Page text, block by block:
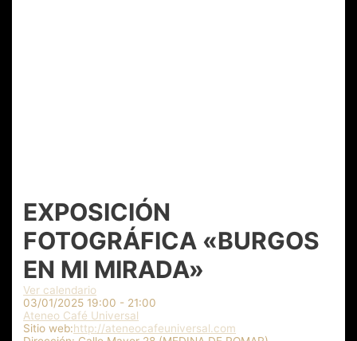
EXPOSICIÓN
FOTOGRÁFICA «BURGOS
EN MI MIRADA»
Ver calendario
03/01/2025 19:00 - 21:00
Ateneo Café Universal
Sitio web:http://ateneocafeuniversal.com